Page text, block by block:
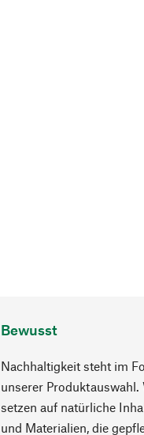
Bewusst
Nachhaltigkeit steht im
unserer Produktauswahl.
setzen auf natürliche
und Materialien, die